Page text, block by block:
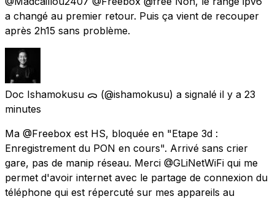
a changé au premier retour. Puis ça vient de recouper
après 2h15 sans problème.
Doc Ishamokusu ᯅ (@ishamokusu) a signalé il y a 23
minutes
Ma @Freebox est HS, bloquée en "Etape 3d :
Enregistrement du PON en cours". Arrivé sans crier
gare, pas de manip réseau. Merci @GLiNetWiFi qui me
permet d'avoir internet avec le partage de connexion du
téléphone qui est répercuté sur mes appareils au